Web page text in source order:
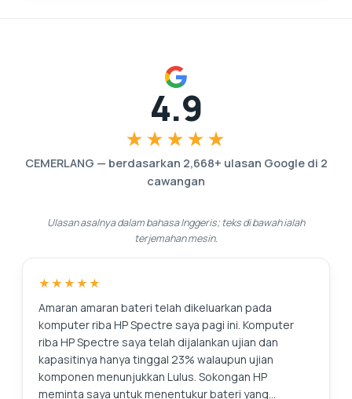
4.9
★★★★★
CEMERLANG — berdasarkan 2,668+ ulasan Google di 2
cawangan
Ulasan asalnya dalam bahasa Inggeris; teks di bawah ialah
terjemahan mesin.
★★★★★
Amaran amaran bateri telah dikeluarkan pada
komputer riba HP Spectre saya pagi ini. Komputer
riba HP Spectre saya telah dijalankan ujian dan
kapasitinya hanya tinggal 23% walaupun ujian
komponen menunjukkan Lulus. Sokongan HP
meminta saya untuk menentukur bateri yang